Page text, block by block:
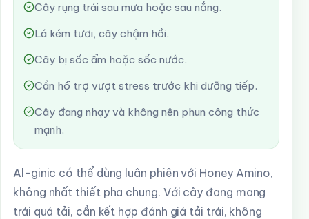
Cây rụng trái sau mưa hoặc sau nắng.
Lá kém tươi, cây chậm hồi.
Cây bị sốc ẩm hoặc sốc nước.
Cần hỗ trợ vượt stress trước khi dưỡng tiếp.
Cây đang nhạy và không nên phun công thức
mạnh.
Al-ginic có thể dùng luân phiên với Honey Amino,
không nhất thiết pha chung. Với cây đang mang
trái quá tải, cần kết hợp đánh giá tải trái, không